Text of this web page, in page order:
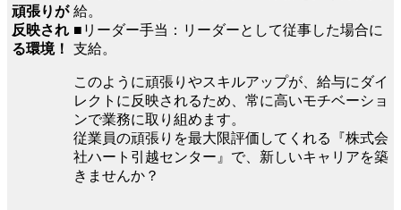
頑張りが
反映され
る環境！
給。
■リーダー手当：リーダーとして従事した場合に
支給。
このように頑張りやスキルアップが、給与にダイ
レクトに反映されるため、常に高いモチベーショ
ンで業務に取り組めます。
従業員の頑張りを最大限評価してくれる『株式会
社ハート引越センター』で、新しいキャリアを築
きませんか？